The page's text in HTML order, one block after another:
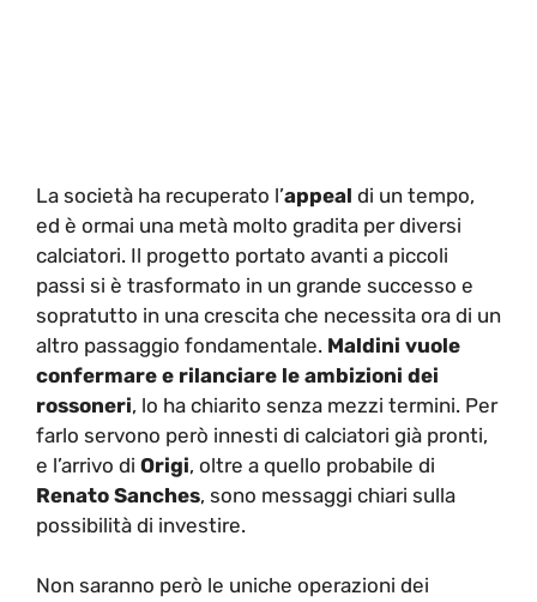
La società ha recuperato l’appeal di un tempo,
ed è ormai una metà molto gradita per diversi
calciatori. Il progetto portato avanti a piccoli
passi si è trasformato in un grande successo e
sopratutto in una crescita che necessita ora di un
altro passaggio fondamentale. Maldini vuole
confermare e rilanciare le ambizioni dei
rossoneri, lo ha chiarito senza mezzi termini. Per
farlo servono però innesti di calciatori già pronti,
e l’arrivo di Origi, oltre a quello probabile di
Renato Sanches, sono messaggi chiari sulla
possibilità di investire.
Non saranno però le uniche operazioni dei